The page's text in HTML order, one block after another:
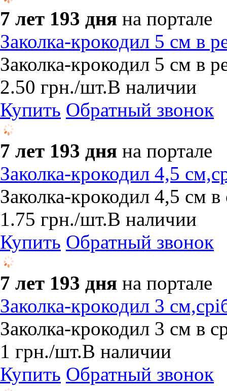
7 лет 193 дня на портале
Заколка-крокодил 5 см в
Заколка-крокодил 5 см в
2.50 грн./шт.В наличии
Купить Обратный звонок
7 лет 193 дня на портале
Заколка-крокодил 4,5
Заколка-крокодил 4,5 см в
1.75 грн./шт.В наличии
Купить Обратный звонок
7 лет 193 дня на портале
Заколка-крокодил 3
Заколка-крокодил 3 см в
1 грн./шт.В наличии
Купить Обратный звонок